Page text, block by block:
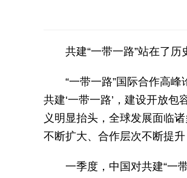
共建“一带一路”站在了
“一带一路”国际合作高
共建‘一带一路’，建设开放
义明显抬头，全球发展面临
不断扩大、合作层次不断提
一季度，中国对共建“一